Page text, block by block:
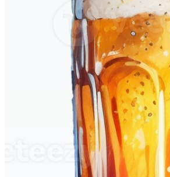
Redaktionelle Ereignisse